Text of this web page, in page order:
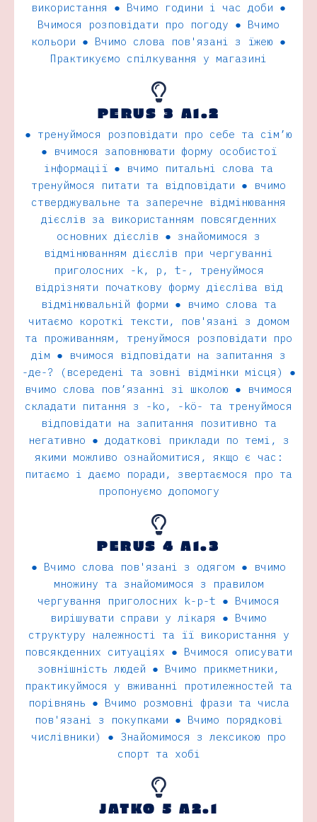
використання ● Вчимо години і час доби ●
Вчимося розповідати про погоду ● Вчимо
кольори ● Вчимо слова пов'язані з їжею ●
Практикуємо спілкування у магазині
PERUS 3 A1.2
● тренуймося розповiдати про себе та сiм’ю
● вчимося заповнювати форму особистої
інформації ● вчимо питальнi слова та
тренуймося питати та відповідати ● вчимо
стверджувальне та заперечне вiдмiнювання
дієслiв за використанням повсягденних
основних дієслiв ● знайомимося з
вiдмiнюванням дієслiв при чергуваннi
приголосних -k, p, t-, тренуймося
вiдрiзняти початкову форму дієслiва вiд
вiдмiнювальнiй форми ● вчимо слова та
читаємо короткi тексти, пов'язані з домом
та проживанням, тренуймося розповiдати про
дiм ● вчимося вiдповiдати на запитання з
-де-? (всереденi та зовнi вiдмiнки мiсця) ●
вчимо слова пов’язаннi зi школою ● вчимося
складати питання з -ko, -kö- та тренуймося
вiдповiдати на запитання позитивно та
негативно ● додатковi приклади по темi, з
якими можливо ознайомитися, якщо є час:
питаємо i даємо поради, звертаємося про та
пропонуємо допомогу
PERUS 4 A1.3
● Вчимо слова пов'язані з одягом ● вчимо
множину та знайомимося з правилом
чергування приголосних k-p-t ● Вчимося
вирішувати справи у лікаря ● Вчимо
структуру належності та її використання у
повсякденних ситуаціях ● Вчимося описувати
зовнішність людей ● Вчимо прикметники,
практикуймося у вживанні протилежностей та
порівнянь ● Вчимо розмовні фрази та числа
пов'язані з покупками ● Вчимо порядкові
числівники) ● Знайомимося з лексикою про
спорт та хобі
JATKO 5 A2.1